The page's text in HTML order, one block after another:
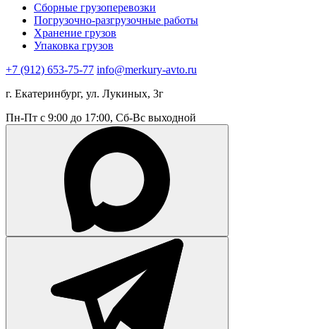
Сборные грузоперевозки
Погрузочно-разгрузочные работы
Хранение грузов
Упаковка грузов
+7 (912) 653-75-77 info@merkury-avto.ru
г. Екатеринбург, ул. Лукиных, 3г
Пн-Пт с 9:00 до 17:00, Сб-Вс выходной